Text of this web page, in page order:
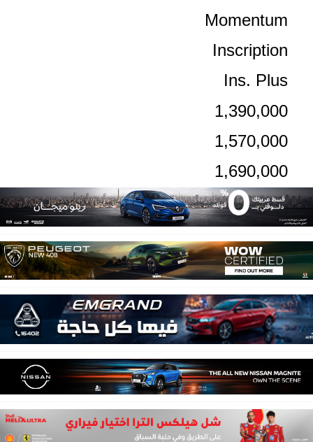
Momentum
Inscription
Ins. Plus
1,390,000
1,570,000
1,690,000